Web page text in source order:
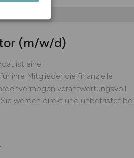
(m/w/d)
ist eine
ihre Mitglieder die finanzielle
verantwortungsvoll
werden direkt und unbefristet bei